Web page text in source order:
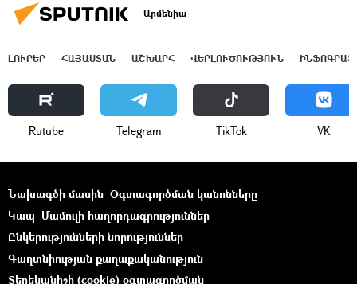
Արմենիա
ԼՈՒՐԵՐ ՀԱՅԱՍՏԱՆ ԱՇԽԱՐՀ ՎԵՐԼՈՒԾՈՒԹՅՈՒՆ
Rutube Telegram ТikТоk VK
Նախագծի մասին Օգտագործման կանոնները
Կապ Մամուլի հաղորդագրություններ
Ընկերությունների նորություններ
Գաղտնիության քաղաքականություն
Տեղեկանիշի (cookie) օգտագործման